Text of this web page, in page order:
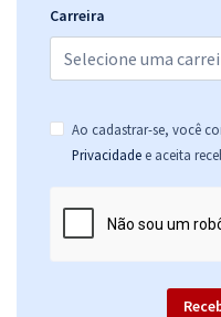
Carreira
Ao cadastrar-se, você
Privacidade e aceita